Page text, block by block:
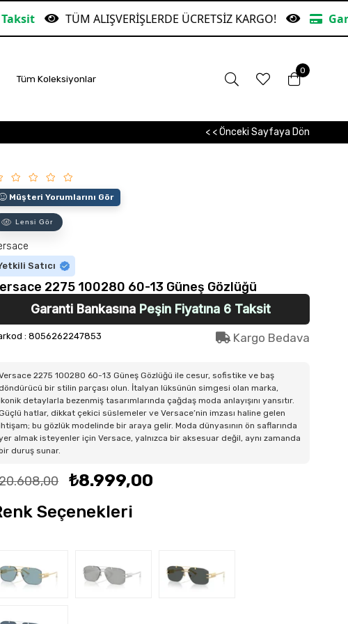
ALIŞVERİŞLERDE ÜCRETSİZ KARGO! Garanti
Tüm Koleksiyonlar
0
< < Önceki Sayfaya Dön
Müşteri Yorumlarını Gör
Lensi Gör
Satıcı
2275 100280 60-13 Güneş Gözlüğü
Garanti Bankasına Peşin Fiyatına 6 Taksit
: 8056262247853 Kargo Bedava
2275 100280 60-13 Güneş Gözlüğü ile cesur, sofistike ve baş
bir stilin parçası olun. İtalyan lüksünün simgesi olan marka,
detaylarla bezenmiş tasarımlarında çağdaş moda anlayışını yansıtır.
hatlar, dikkat çekici süslemeler ve Versace’nin imzası haline gelen
bu gözlük modelinde bir araya gelir. Moda dünyasının ön saflarında
almak isteyenler için Versace, yalnızca bir aksesuar değil, aynı zamanda
duruş sunar.
₺8.999,00
Seçenekleri